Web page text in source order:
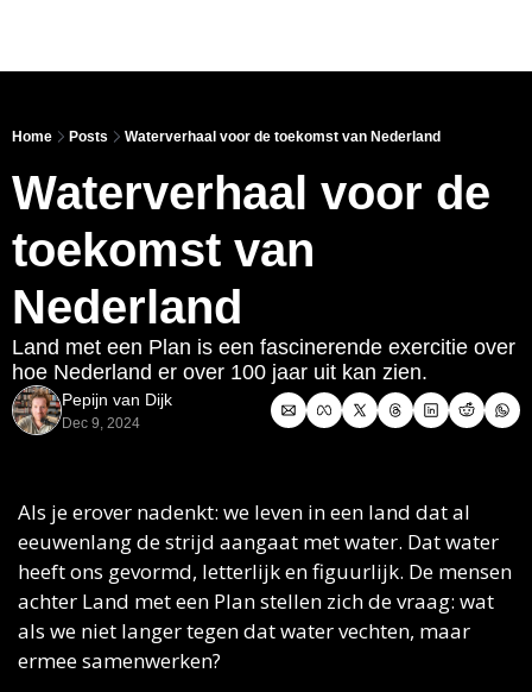
Home Posts Waterverhaal voor de toekomst van Nederland
Waterverhaal voor de
toekomst van
Nederland
Land met een Plan is een fascinerende exercitie over
hoe Nederland er over 100 jaar uit kan zien.
Pepijn van Dijk
Dec 9, 2024
Als je erover nadenkt: we leven in een land dat al
eeuwenlang de strijd aangaat met water. Dat water
heeft ons gevormd, letterlijk en figuurlijk. De mensen
achter Land met een Plan stellen zich de vraag: wat
als we niet langer tegen dat water vechten, maar
ermee samenwerken?